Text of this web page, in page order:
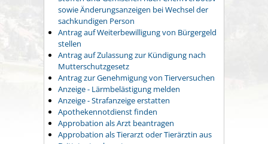
sowie Änderungsanzeigen bei Wechsel der
sachkundigen Person
Antrag auf Weiterbewilligung von Bürgergeld
stellen
Antrag auf Zulassung zur Kündigung nach
Mutterschutzgesetz
Antrag zur Genehmigung von Tierversuchen
Anzeige - Lärmbelästigung melden
Anzeige - Strafanzeige erstatten
Apothekennotdienst finden
Approbation als Arzt beantragen
Approbation als Tierarzt oder Tierärztin aus